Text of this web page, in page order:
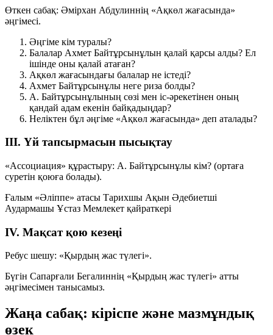
Өткен сабақ: Әмірхан Абдулиннің «Ақкөл жағасында»
әңгімесі.
Әңгіме кім туралы?
Балалар Ахмет Байтұрсынұлын қалай қарсы алды? Ел
ішінде оны қалай атаған?
Ақкөл жағасындағы балалар не істеді?
Ахмет Байтұрсынұлы неге риза болды?
А. Байтұрсынұлының сөзі мен іс-әрекетінен оның
қандай адам екенін байқадыңдар?
Неліктен бұл әңгіме «Ақкөл жағасында» деп аталады?
III. Үй тапсырмасын пысықтау
«Ассоциация» құрастыру: А. Байтұрсынұлы кім? (ортаға
суретін қоюға болады).
Ғалым «Әліппе» атасы Тарихшы Ақын Әдебиетші
Аудармашы Ұстаз Мемлекет қайраткері
IV. Мақсат қою кезеңі
Ребус шешу: «Қырдың жас түлегі».
Бүгін Сапарғали Бегалиннің «Қырдың жас түлегі» атты
әңгімесімен танысамыз.
Жаңа сабақ: кіріспе және мазмұндық
өзек